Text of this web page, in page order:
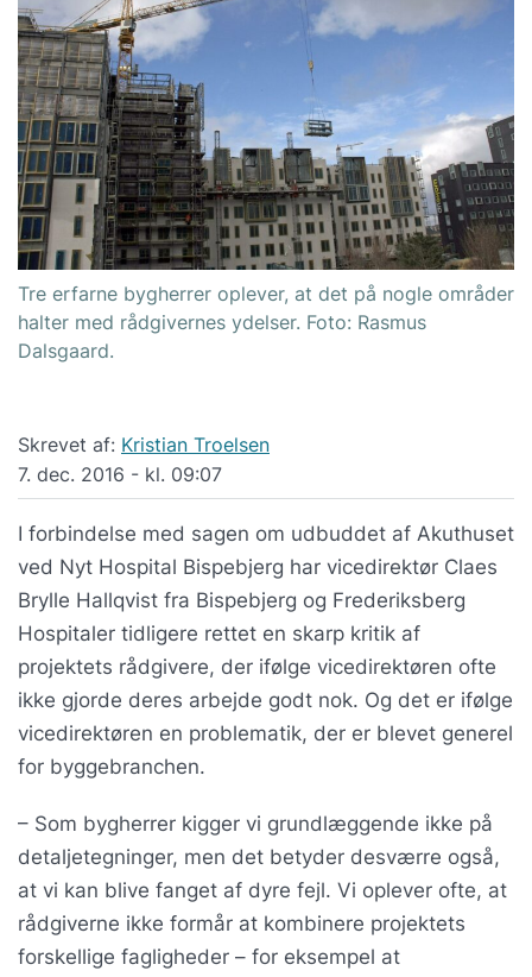
Tre erfarne bygherrer oplever, at det på nogle områder
halter med rådgivernes ydelser. Foto: Rasmus
Dalsgaard.
Skrevet af: Kristian Troelsen
7. dec. 2016 - kl. 09:07
I forbindelse med sagen om udbuddet af Akuthuset
ved Nyt Hospital Bispebjerg har vicedirektør Claes
Brylle Hallqvist fra Bispebjerg og Frederiksberg
Hospitaler tidligere rettet en skarp kritik af
projektets rådgivere, der ifølge vicedirektøren ofte
ikke gjorde deres arbejde godt nok. Og det er ifølge
vicedirektøren en problematik, der er blevet generel
for byggebranchen.
– Som bygherrer kigger vi grundlæggende ikke på
detaljetegninger, men det betyder desværre også,
at vi kan blive fanget af dyre fejl. Vi oplever ofte, at
rådgiverne ikke formår at kombinere projektets
forskellige fagligheder – for eksempel at